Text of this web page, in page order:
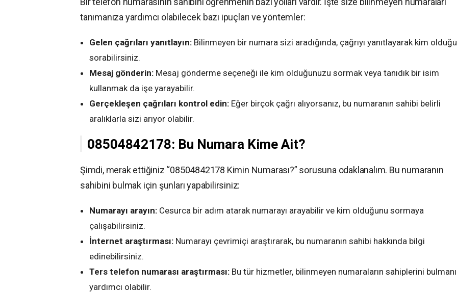
tanımanıza yardımcı olabilecek bazı ipuçları ve yöntemler:
Gelen çağrıları yanıtlayın: Bilinmeyen bir numara sizi aradığında, çağrıyı yanıtlayarak kim
sorabilirsiniz.
Mesaj gönderin: Mesaj gönderme seçeneği ile kim olduğunuzu sormak veya tanıdık bir isim
kullanmak da işe yarayabilir.
Gerçekleşen çağrıları kontrol edin: Eğer birçok çağrı alıyorsanız, bu numaranın sahibi belirli
aralıklarla sizi arıyor olabilir.
08504842178: Bu Numara Kime Ait?
Şimdi, merak ettiğiniz “08504842178 Kimin Numarası?” sorusuna odaklanalım. Bu numaranın
sahibini bulmak için şunları yapabilirsiniz:
Numarayı arayın: Cesurca bir adım atarak numarayı arayabilir ve kim olduğunu sormaya
çalışabilirsiniz.
İnternet araştırması: Numarayı çevrimiçi araştırarak, bu numaranın sahibi hakkında bilgi
edinebilirsiniz.
Ters telefon numarası araştırması: Bu tür hizmetler, bilinmeyen numaraların sahiplerini
yardımcı olabilir.